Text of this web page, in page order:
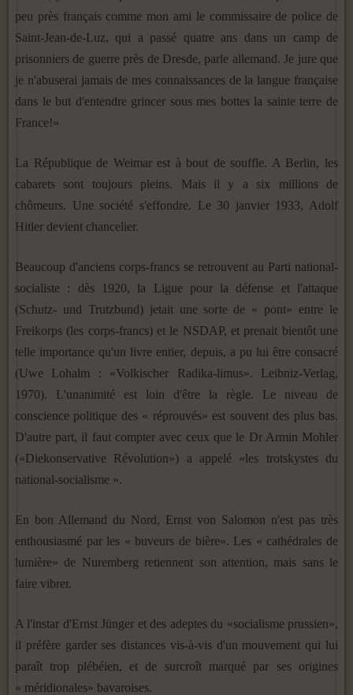
peu près français comme mon ami le commissaire de police de
Saint-Jean-de-Luz, qui a passé quatre ans dans un camp de
prisonniers de guerre près de Dresde, parle allemand. Je jure que
je n'abuserai jamais de mes connaissances de la langue française
dans le but d'entendre grincer sous mes bottes la sainte terre de
France!»
La République de Weimar est à bout de souffle. A Berlin, les
cabarets sont toujours pleins. Mais il y a six millions de
chômeurs. Une société s'effondre. Le 30 janvier 1933, Adolf
Hitler devient chancelier.
Beaucoup d'anciens corps-francs se retrouvent au Parti national-
socialiste : dès 1920, la Ligue pour la défense et l'attaque
(Schutz- und Trutzbund) jetait une sorte de « pont» entre le
Freikorps (les corps-francs) et le NSDAP, et prenait bientôt une
telle importance qu'un livre entier, depuis, a pu lui être consacré
(Uwe Lohalm : «Volkischer Radika-limus». Leibniz-Verlag,
1970). L'unanimité est loin d'être la règle. Le niveau de
conscience politique des « réprouvés» est souvent des plus bas.
D'autre part, il faut compter avec ceux que le Dr Armin Mohler
(«Diekonservative Révolution») a appelé «les trotskystes du
national-socialisme ».
En bon Allemand du Nord, Ernst von Salomon n'est pas très
enthousiasmé par les « buveurs de bière». Les « cathédrales de
lumière» de Nuremberg retiennent son attention, mais sans le
faire vibrer.
A l'instar d'Ernst Jünger et des adeptes du «socialisme prussien»,
il préfère garder ses distances vis-à-vis d'un mouvement qui lui
paraît trop plébéien, et de surcroît marqué par ses origines
« méridionales» bavaroises.